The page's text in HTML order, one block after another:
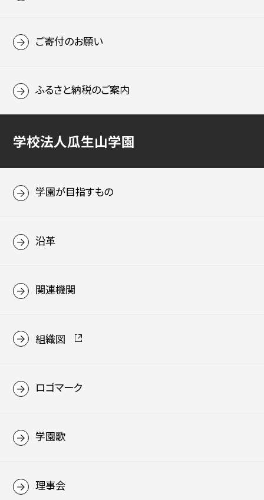
ご寄付のお願い
ふるさと納税のご案内
学校法人瓜生山学園
学園が目指すもの
沿革
関連機関
組織図
ロゴマーク
学園歌
理事会